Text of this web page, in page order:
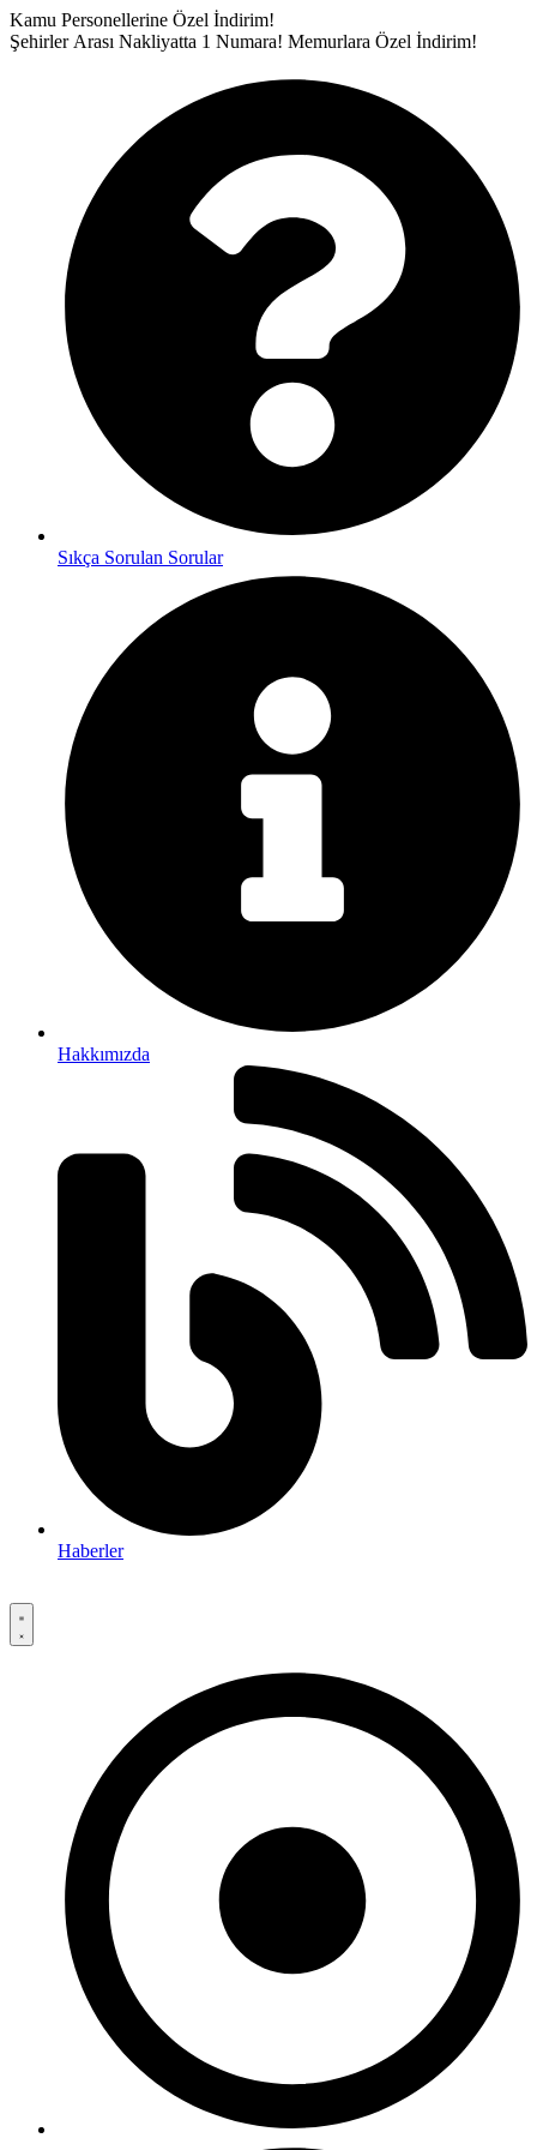
İçeriğe
atla
Kamu Personellerine Özel İndirim!
Şehirler Arası Nakliyatta 1 Numara! Memurlara Özel İndirim!
Sıkça Sorulan Sorular
Hakkımızda
Haberler